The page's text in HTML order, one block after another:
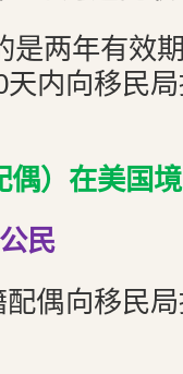
是两年有效
内向移民
偶）在美国
民
偶向移民